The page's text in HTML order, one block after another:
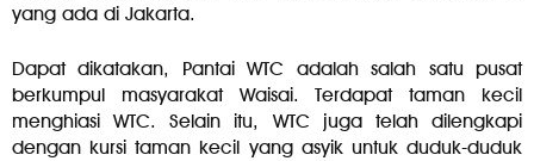
yang ada di Jakarta.
Dapat dikatakan, Pantai WTC adalah salah satu pusat
berkumpul masyarakat Waisai. Terdapat taman kecil
menghiasi WTC. Selain itu, WTC juga telah dilengkapi
dengan kursi taman kecil yang asyik untuk duduk-duduk